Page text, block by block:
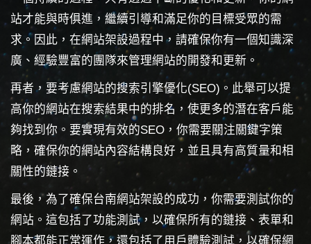
站才能與時俱進，繼續引導和滿足你的目標受眾的需
求。因此，在網站架設過程中，請確保你有一個知識深
廣、經驗豐富的團隊來管理網站的開發和更新。
再者，要考慮網站的搜索引擎優化(SEO)。此舉可以提
高你的網站在搜索結果中的排名，使更多的潛在客戶能
夠找到你。要實現有效的SEO，你需要關注關鍵字策
略，確保你的網站內容結構良好，並且具有高質量和相
關性的鏈接。
最後，為了確保台南網站架設的成功，你需要測試你的
網站。這包括了功能測試，以確保所有的鏈接、表單和
腳本都能正常運作，還包括了用戶體驗測試，以確保網